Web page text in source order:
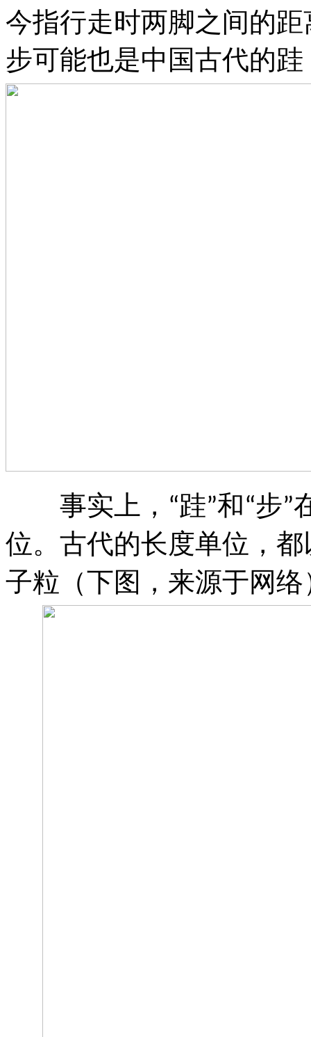
今指行走时两脚之间的
步可能也是中国古代的
事实上， “跬”和“步”
位。古代的长度单位，都
子粒（下图，来源于网络